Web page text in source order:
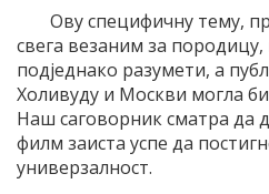
Ову специфичну тему,
свега везаним за
подједнако разумети, а
Холивуду и Москви могла
Наш саговорник сматра да
филм заиста успе да
универзалност.